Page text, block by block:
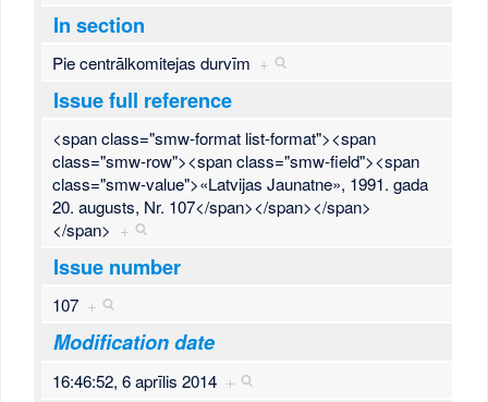
In section
Pie centrālkomitejas durvīm +
Issue full reference
<span class="smw-format list-format"><span
class="smw-row"><span class="smw-field"><span
class="smw-value">«Latvijas Jaunatne», 1991. gada
20. augusts, Nr. 107</span></span></span>
</span> +
Issue number
107 +
Modification date
16:46:52, 6 aprīlis 2014 +